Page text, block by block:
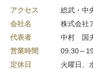
アクセス
総武・中
会社名
株式会社
代表者
中村 国
営業時間
09:30～
定休日
火曜日、